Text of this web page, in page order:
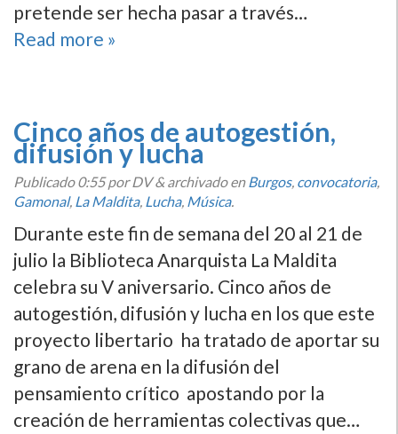
pretende ser hecha pasar a través…
Read more »
Cinco años de autogestión,
difusión y lucha
Publicado0:55por DV&archivado enBurgos, convocatoria,
Gamonal, La Maldita, Lucha, Música.
Durante este fin de semana del 20 al 21 de
julio la Biblioteca Anarquista La Maldita
celebra su V aniversario. Cinco años de
autogestión, difusión y lucha en los que este
proyecto libertario ha tratado de aportar su
grano de arena en la difusión del
pensamiento crí­tico apostando por la
creación de herramientas colectivas que…